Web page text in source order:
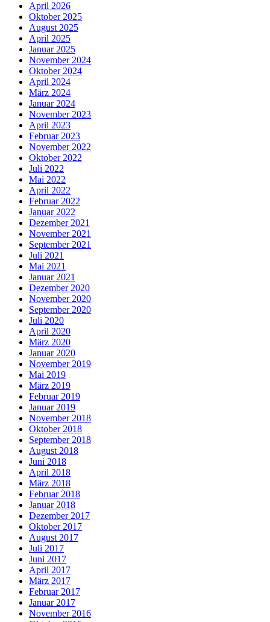
April 2026
Oktober 2025
August 2025
April 2025
Januar 2025
November 2024
Oktober 2024
April 2024
März 2024
Januar 2024
November 2023
April 2023
Februar 2023
November 2022
Oktober 2022
Juli 2022
Mai 2022
April 2022
Februar 2022
Januar 2022
Dezember 2021
November 2021
September 2021
Juli 2021
Mai 2021
Januar 2021
Dezember 2020
November 2020
September 2020
Juli 2020
April 2020
März 2020
Januar 2020
November 2019
Mai 2019
März 2019
Februar 2019
Januar 2019
November 2018
Oktober 2018
September 2018
August 2018
Juni 2018
April 2018
März 2018
Februar 2018
Januar 2018
Dezember 2017
Oktober 2017
August 2017
Juli 2017
Juni 2017
April 2017
März 2017
Februar 2017
Januar 2017
November 2016